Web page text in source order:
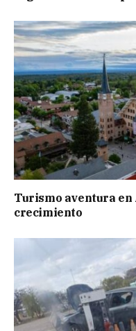
Turismo aventura
crecimiento